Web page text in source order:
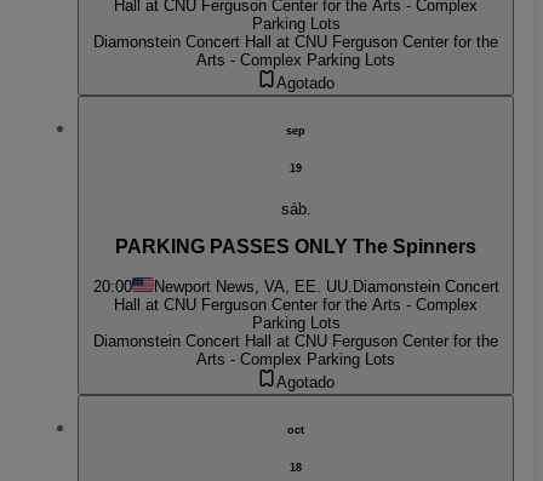
Hall at CNU Ferguson Center for the Arts - Complex
Parking Lots
Diamonstein Concert Hall at CNU Ferguson Center for the
Arts - Complex Parking Lots
Agotado
sep
19
sáb.
PARKING PASSES ONLY The Spinners
20:00 Newport News, VA, EE. UU. Diamonstein Concert
Hall at CNU Ferguson Center for the Arts - Complex
Parking Lots
Diamonstein Concert Hall at CNU Ferguson Center for the
Arts - Complex Parking Lots
Agotado
oct
18